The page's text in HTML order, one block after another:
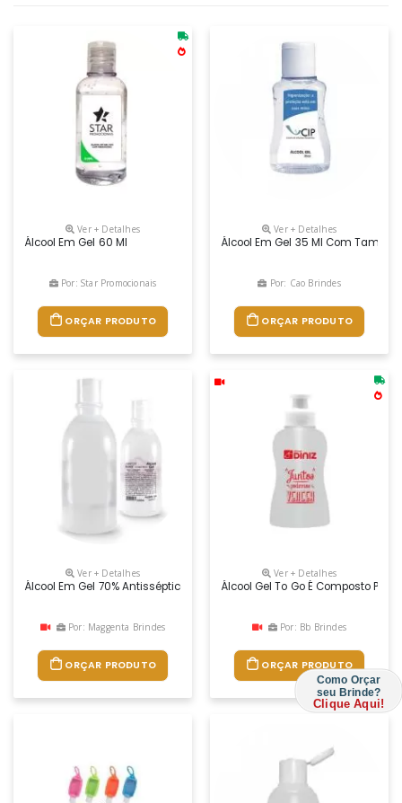
Ver + Detalhes
Álcool Em Gel 60 Ml
Por: Star Promocionais
ORÇAR PRODUTO
Ver + Detalhes
Álcool Em Gel 35 Ml Com Tampa
Por: Cao Brindes
ORÇAR PRODUTO
Ver + Detalhes
Álcool Em Gel 70% Antisséptico 500ml
Por: Maggenta Brindes
ORÇAR PRODUTO
Ver + Detalhes
Álcool Gel To Go É Composto
Por: Bb Brindes
ORÇAR PRODUTO
Como Orçar
seu Brinde?
Clique Aqui!